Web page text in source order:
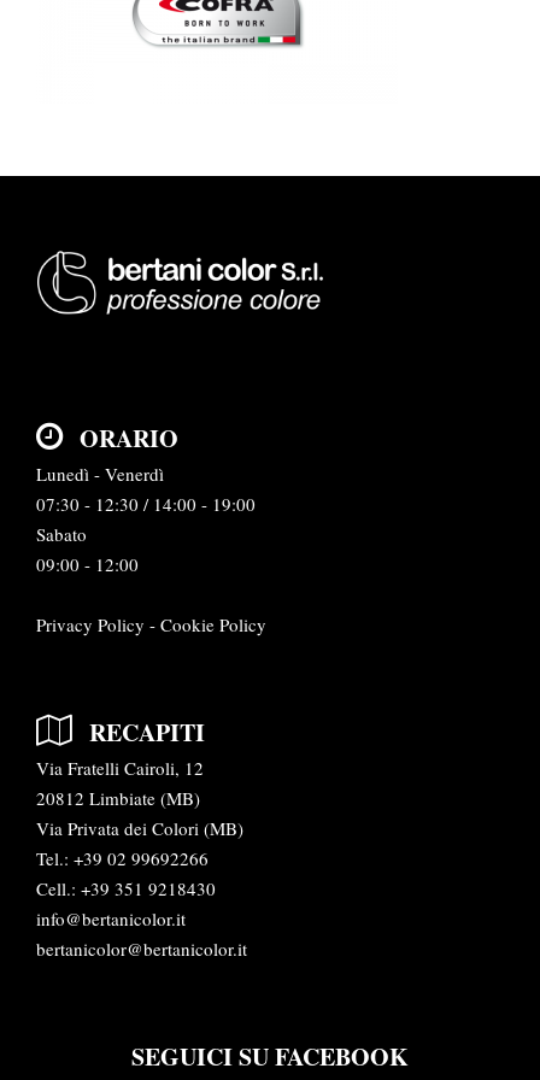
ORARIO
Lunedì - Venerdì
07:30 - 12:30 / 14:00 - 19:00
Sabato
09:00 - 12:00
Privacy Policy - Cookie Policy
RECAPITI
Via Fratelli Cairoli, 12
20812 Limbiate (MB)
Via Privata dei Colori (MB)
Tel.: +39 02 99692266
Cell.: +39 351 9218430
info@bertanicolor.it
bertanicolor@bertanicolor.it
SEGUICI SU FACEBOOK